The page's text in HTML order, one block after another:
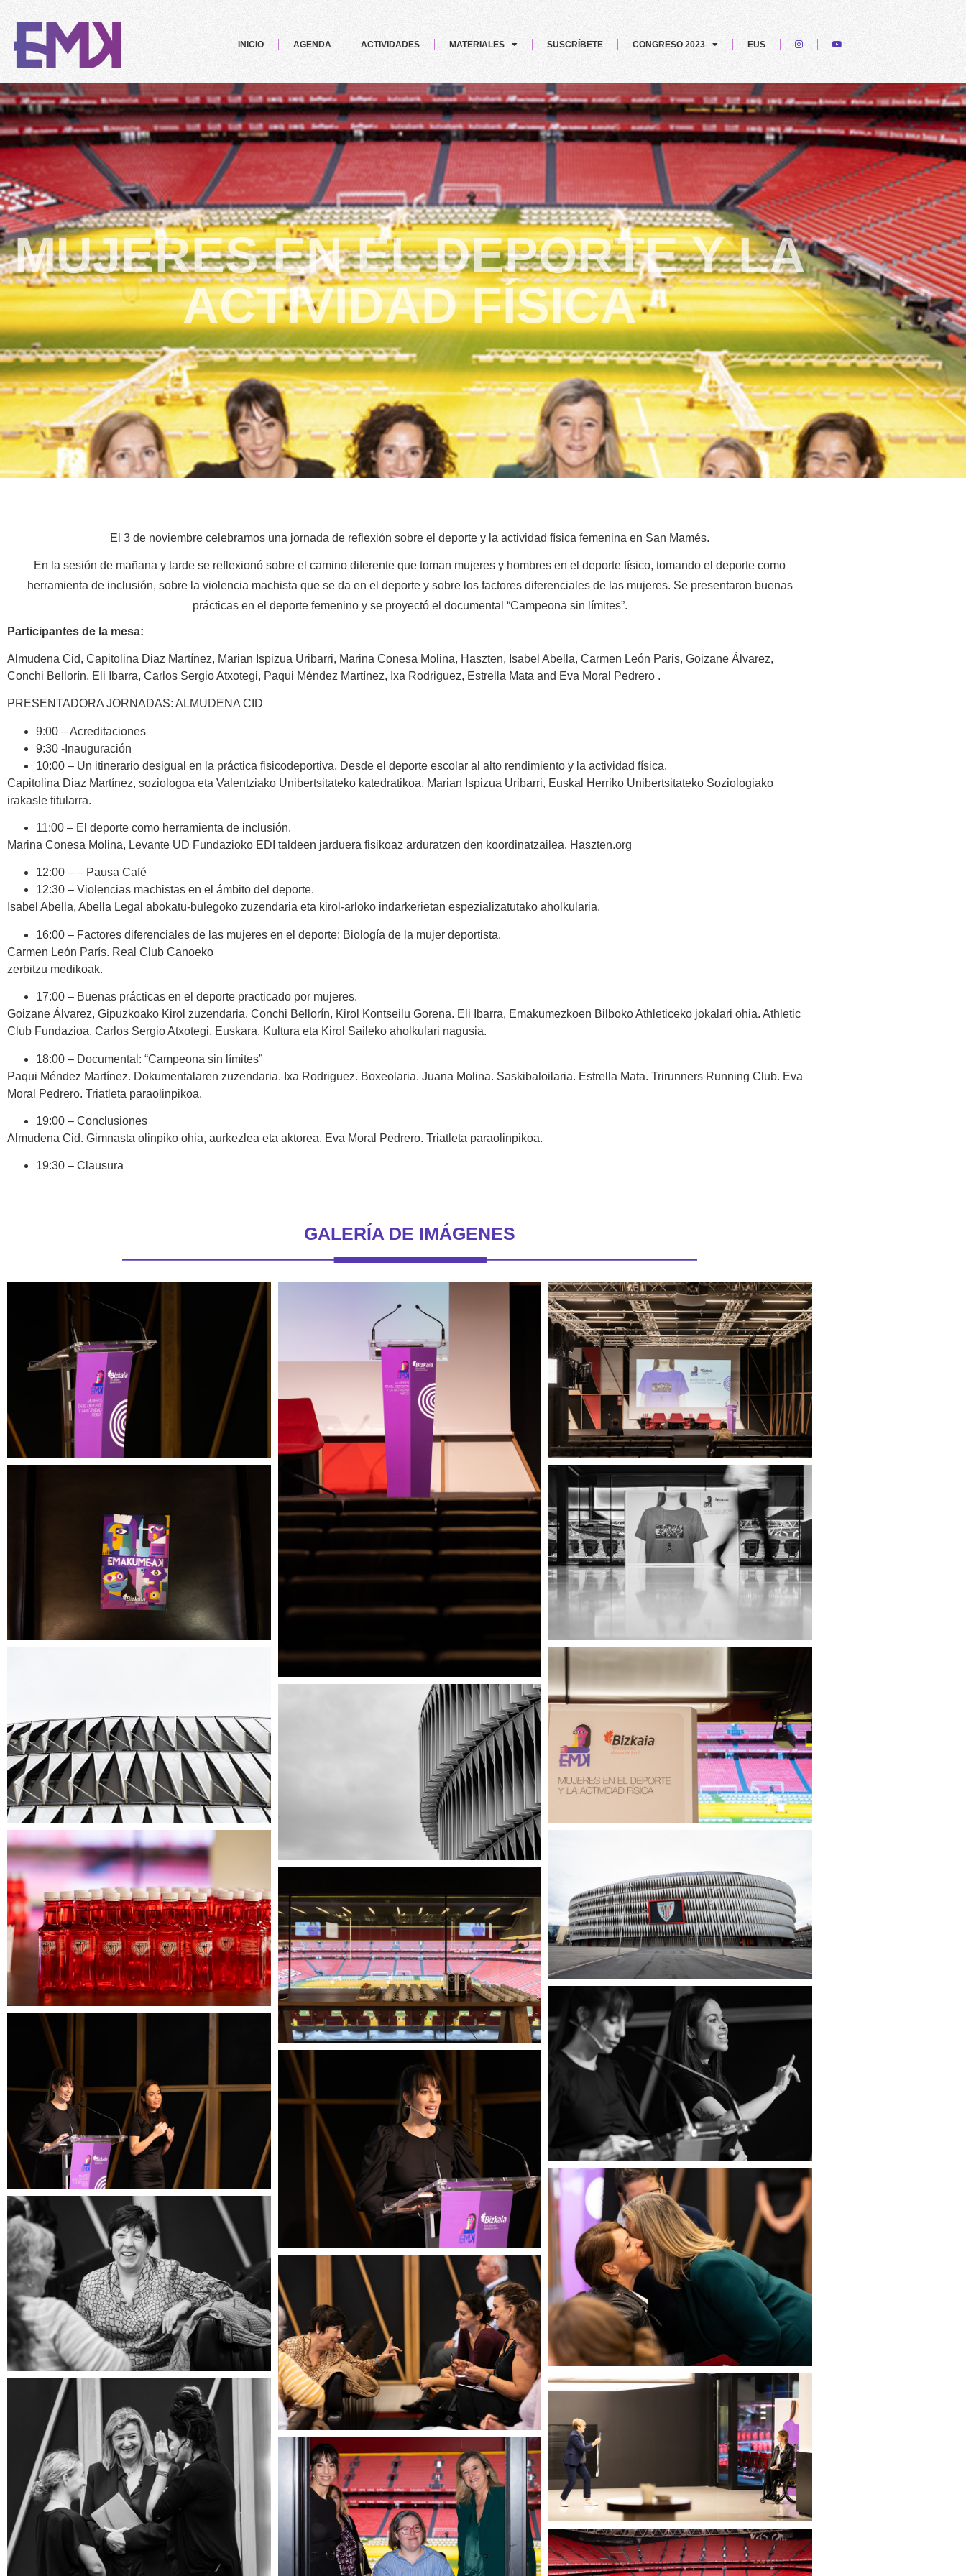
INICIO AGENDA ACTIVIDADES MATERIALES SUSCRÍBETE CONGRESO 2023 EUS
MUJERES EN EL DEPORTE Y LA
ACTIVIDAD FÍSICA
El 3 de noviembre celebramos una jornada de reflexión sobre el deporte y la actividad física femenina en San Mamés.
En la sesión de mañana y tarde se reflexionó sobre el camino diferente que toman mujeres y hombres en el deporte físico, tomando el deporte como
herramienta de inclusión, sobre la violencia machista que se da en el deporte y sobre los factores diferenciales de las mujeres. Se presentaron buenas
prácticas en el deporte femenino y se proyectó el documental “Campeona sin límites”.
Participantes de la mesa:
Almudena Cid, Capitolina Diaz Martínez, Marian Ispizua Uribarri, Marina Conesa Molina, Haszten, Isabel Abella, Carmen León Paris, Goizane Álvarez,
Conchi Bellorín, Eli Ibarra, Carlos Sergio Atxotegi, Paqui Méndez Martínez, Ixa Rodriguez, Estrella Mata and Eva Moral Pedrero .
PRESENTADORA JORNADAS: ALMUDENA CID
9:00 – Acreditaciones
9:30 -Inauguración
10:00 – Un itinerario desigual en la práctica fisicodeportiva. Desde el deporte escolar al alto rendimiento y la actividad física.
Capitolina Diaz Martínez, soziologoa eta Valentziako Unibertsitateko katedratikoa. Marian Ispizua Uribarri, Euskal Herriko Unibertsitateko Soziologiako
irakasle titularra.
11:00 – El deporte como herramienta de inclusión.
Marina Conesa Molina, Levante UD Fundazioko EDI taldeen jarduera fisikoaz arduratzen den koordinatzailea. Haszten.org
12:00 – – Pausa Café
12:30 – Violencias machistas en el ámbito del deporte.
Isabel Abella, Abella Legal abokatu-bulegoko zuzendaria eta kirol-arloko indarkerietan espezializatutako aholkularia.
16:00 – Factores diferenciales de las mujeres en el deporte: Biología de la mujer deportista.
Carmen León París. Real Club Canoeko
zerbitzu medikoak.
17:00 – Buenas prácticas en el deporte practicado por mujeres.
Goizane Álvarez, Gipuzkoako Kirol zuzendaria. Conchi Bellorín, Kirol Kontseilu Gorena. Eli Ibarra, Emakumezkoen Bilboko Athleticeko jokalari ohia. Athletic
Club Fundazioa. Carlos Sergio Atxotegi, Euskara, Kultura eta Kirol Saileko aholkulari nagusia.
18:00 – Documental: “Campeona sin límites”
Paqui Méndez Martínez. Dokumentalaren zuzendaria. Ixa Rodriguez. Boxeolaria. Juana Molina. Saskibaloilaria. Estrella Mata. Trirunners Running Club. Eva
Moral Pedrero. Triatleta paraolinpikoa.
19:00 – Conclusiones
Almudena Cid. Gimnasta olinpiko ohia, aurkezlea eta aktorea. Eva Moral Pedrero. Triatleta paraolinpikoa.
19:30 – Clausura
GALERÍA DE IMÁGENES